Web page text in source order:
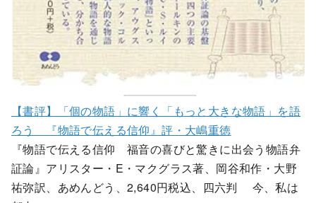
【書評】「個の物語」に響く「もっと大きな物語」を語
ろう 『物語で伝える信仰』評・大嶋重徳
『物語で伝える信仰 福音の喜びと驚きに出会う物語弁
証論』アリスター・E・マクグラス著、岡谷和作・大野
祐弥訳、あめんどう、2,640円税込、四六判 今、私は